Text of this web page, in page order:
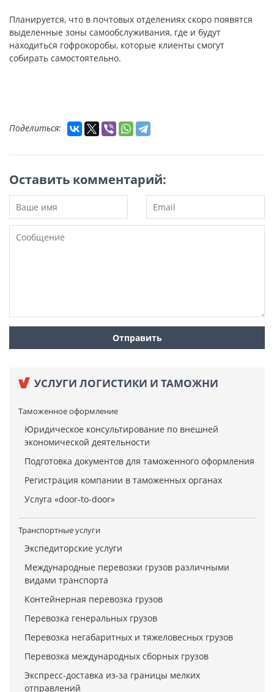
Планируется, что в почтовых отделениях скоро появятся
выделенные зоны самообслуживания, где и будут
находиться гофрокоробы, которые клиенты смогут
собирать самостоятельно.
Поделиться:
Оставить комментарий:
УСЛУГИ ЛОГИСТИКИ И ТАМОЖНИ
Таможенное оформление
Юридическое консультирование по внешней
экономической деятельности
Подготовка документов для таможенного оформления
Регистрация компании в таможенных органах
Услуга «door-to-door»
Транспортные услуги
Экспедиторские услуги
Международные перевозки грузов различными
видами транспорта
Контейнерная перевозка грузов
Перевозка генеральных грузов
Перевозка негабаритных и тяжеловесных грузов
Перевозка международных сборных грузов
Экспресс-доставка из-за границы мелких
отправлений